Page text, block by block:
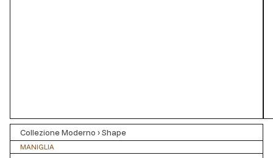
Collezione Moderno ›Shape
MANIGLIA